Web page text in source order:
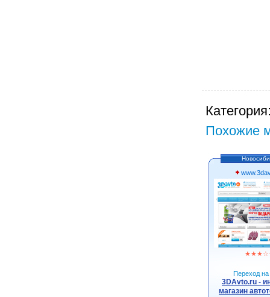
Похожие
★★★☆
Переход на
3DAvto.ru -
магазин